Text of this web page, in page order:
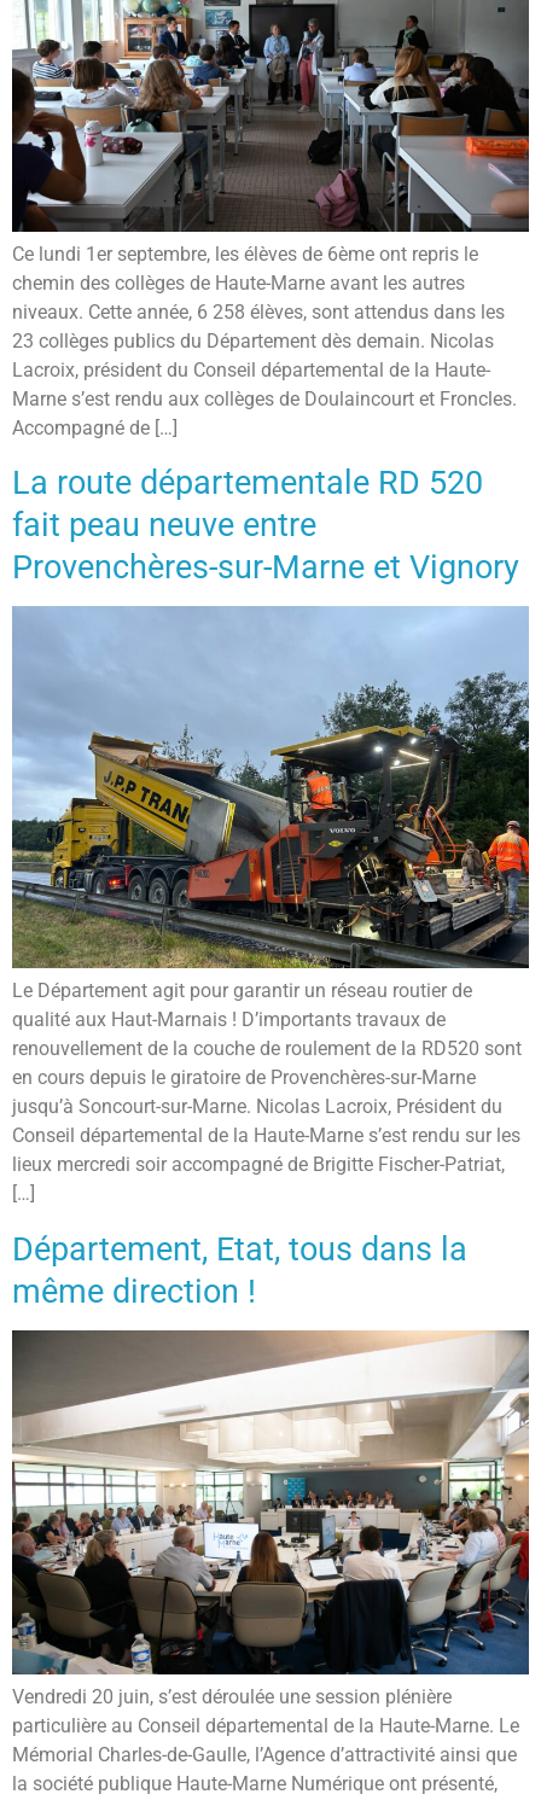
Ce lundi 1er septembre, les élèves de 6ème ont repris le
chemin des collèges de Haute-Marne avant les autres
niveaux. Cette année, 6 258 élèves, sont attendus dans les
23 collèges publics du Département dès demain. Nicolas
Lacroix, président du Conseil départemental de la Haute-
Marne s’est rendu aux collèges de Doulaincourt et Froncles.
Accompagné de […]
La route départementale RD 520
fait peau neuve entre
Provenchères-sur-Marne et Vignory
Le Département agit pour garantir un réseau routier de
qualité aux Haut-Marnais ! D’importants travaux de
renouvellement de la couche de roulement de la RD520 sont
en cours depuis le giratoire de Provenchères-sur-Marne
jusqu’à Soncourt-sur-Marne. Nicolas Lacroix, Président du
Conseil départemental de la Haute-Marne s’est rendu sur les
lieux mercredi soir accompagné de Brigitte Fischer-Patriat,
[…]
Département, Etat, tous dans la
même direction !
Vendredi 20 juin, s’est déroulée une session plénière
particulière au Conseil départemental de la Haute-Marne. Le
Mémorial Charles-de-Gaulle, l’Agence d’attractivité ainsi que
la société publique Haute-Marne Numérique ont présenté,